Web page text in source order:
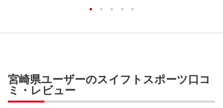
宮崎県ユーザーのスイフトスポーツ口コ
ミ・レビュー